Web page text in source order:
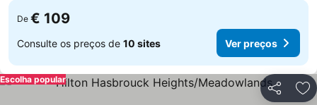
De € 109
Consulte os preços de 10 sites Ver preços
Partilhar
Escolha popular